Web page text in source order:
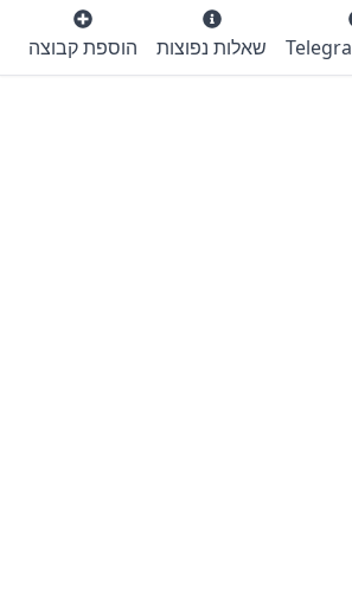
שאלות נפוצות הוספת קבוצה